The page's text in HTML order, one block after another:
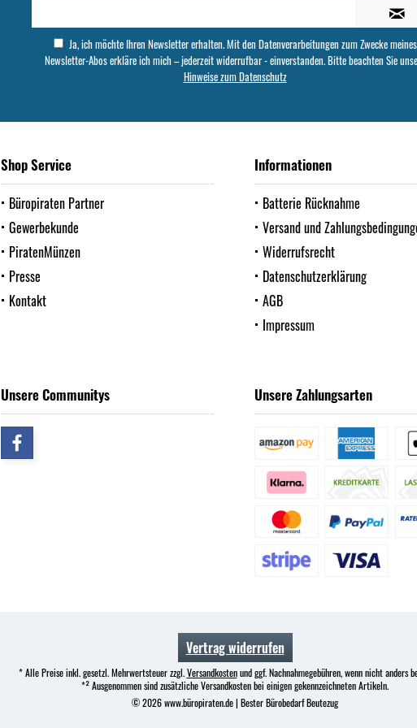
Ja, ich möchte Ihren Newsletter erhalten. Mit den Datenverarbeitungen zum Zwecke meines
Newsletter-Abos erkläre ich mich – jederzeit widerrufbar - einverstanden. Bitte beachten Sie
Hinweise zum Datenschutz
Shop Service
Büropiraten Partner
Gewerbekunde
PiratenMünzen
Presse
Kontakt
Informationen
Batterie Rücknahme
Versand und
Widerrufsrecht
Datenschutzerklärung
AGB
Impressum
Unsere Communitys Unsere Zahlungsarten
Vertrag widerrufen
* Alle Preise inkl. gesetzl. Mehrwertsteuer zzgl.Versandkostenund ggf. Nachnahmegebühren, wenn nicht anders
*² Ausgenommen sind zusätzliche Versandkosten bei einigen gekennzeichneten Artikeln.
© 2026 www.büropiraten.de | Bester Bürobedarf Beutezug